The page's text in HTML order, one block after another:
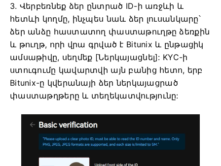
3. Վերբեռնեք ձեր ընտրած ID-ի առջևի և
հետևի կողմը, ինչպես նաև ձեր լուսանկարը՝
ձեր անձը հաստատող փաստաթուղթը ձեռքին
և թուղթ, որի վրա գրված է Bitunix և ընթացիկ
ամսաթիվը, սեղմեք [Ներկայացնել]: KYC-ի
ստուգումը կավարտվի այն բանից հետո, երբ
Bitunix-ը կվերանայի ձեր ներկայացրած
փաստաթղթերը և տեղեկատվությունը: